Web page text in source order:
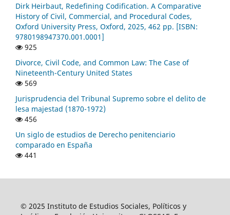
Dirk Heirbaut, Redefining Codification. A Comparative
History of Civil, Commercial, and Procedural Codes,
Oxford University Press, Oxford, 2025, 462 pp. [ISBN:
9780198947370.001.0001]
925
Divorce, Civil Code, and Common Law: The Case of
Nineteenth-Century United States
569
Jurisprudencia del Tribunal Supremo sobre el delito de
lesa majestad (1870-1972)
456
Un siglo de estudios de Derecho penitenciario
comparado en España
441
© 2025 Instituto de Estudios Sociales, Políticos y